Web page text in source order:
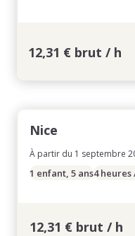
12,31 € brut / h
Nice
À partir du 1 septembre
1 enfant, 5 ans4 heures
12,31 € brut / h